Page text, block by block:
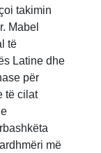
takimin
Mabel
të
Latine dhe
për
të cilat
më